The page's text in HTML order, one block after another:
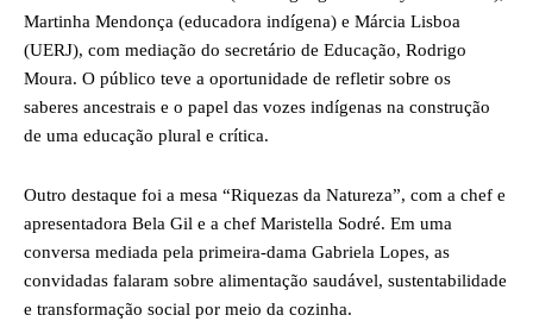
Martinha Mendonça (educadora indígena) e Márcia Lisboa
(UERJ), com mediação do secretário de Educação, Rodrigo
Moura. O público teve a oportunidade de refletir sobre os
saberes ancestrais e o papel das vozes indígenas na construção
de uma educação plural e crítica.
Outro destaque foi a mesa “Riquezas da Natureza”, com a chef e
apresentadora Bela Gil e a chef Maristella Sodré. Em uma
conversa mediada pela primeira-dama Gabriela Lopes, as
convidadas falaram sobre alimentação saudável, sustentabilidade
e transformação social por meio da cozinha.